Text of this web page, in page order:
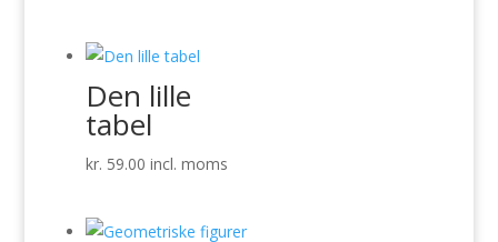
Den lille
tabel
kr. 59.00 incl. moms